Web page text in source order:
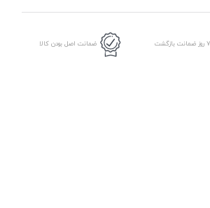
7 روز ضمانت بازگشت ضمانت اصل بودن کالا